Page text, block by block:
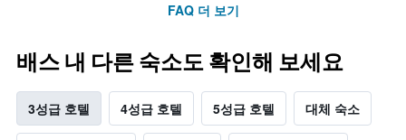
FAQ 더 보기
배스 내 다른 숙소도 확인해 보세요
3성급 호텔 4성급 호텔 5성급 호텔 대체 숙소